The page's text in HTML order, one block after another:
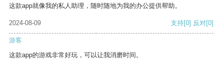
这款app就像我的私人助理，随时随地为我的办公提供帮助。
2024-08-09 支持[0] 反对[0]
游客
这款app的游戏非常好玩，可以让我消磨时间。